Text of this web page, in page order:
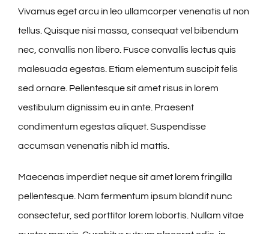
Vivamus eget arcu in leo ullamcorper venenatis ut non
tellus. Quisque nisi massa, consequat vel bibendum
nec, convallis non libero. Fusce convallis lectus quis
malesuada egestas. Etiam elementum suscipit felis
sed ornare. Pellentesque sit amet risus in lorem
vestibulum dignissim eu in ante. Praesent
condimentum egestas aliquet. Suspendisse
accumsan venenatis nibh id mattis.
Maecenas imperdiet neque sit amet lorem fringilla
pellentesque. Nam fermentum ipsum blandit nunc
consectetur, sed porttitor lorem lobortis. Nullam vitae